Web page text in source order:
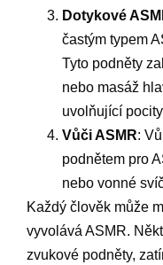
Dotykové
častým typem
Tyto podněty
nebo masáž
uvolňující
Vůči ASMR:
podnětem pro
nebo vonné
Každý člověk může
vyvolává ASMR.
zvukové podněty,